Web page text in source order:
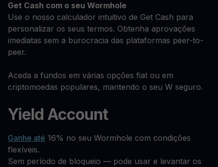
Get Cash com o seu Wormhole
Use o nosso calculador intuitivo de Get Cash para
personalizar os seus termos. Obtenha aprovações
imediatas sem a burocracia das plataformas peer-to-
peer.
Aceda a fundos em várias opções fiat ou em
criptomoedas populares, mantendo o seu W seguro.
Yield Account
Ganhe até 16% no seu Wormhole com condições
flexíveis.
Sem período de bloqueio — pode usar e levantar os